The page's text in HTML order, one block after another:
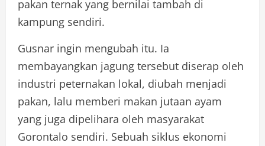
pakan ternak yang bernilai tambah di
kampung sendiri.
Gusnar ingin mengubah itu. Ia
membayangkan jagung tersebut diserap oleh
industri peternakan lokal, diubah menjadi
pakan, lalu memberi makan jutaan ayam
yang juga dipelihara oleh masyarakat
Gorontalo sendiri. Sebuah siklus ekonomi